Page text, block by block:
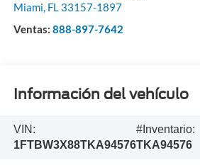
Miami, FL 33157-1897
Ventas: 888-897-7642
Información del vehículo
VIN:
1FTBW3X88TKA94576
#Inventario:
TKA94576